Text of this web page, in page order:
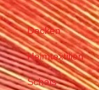
Decken
Heimtextilien
Schals